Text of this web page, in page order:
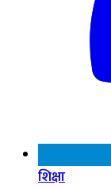
शिक्षा